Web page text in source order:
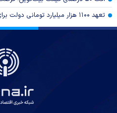
تعهد ۱۱۰۰ هزار میلیارد تومانی دولت برای تامین کالابرگ